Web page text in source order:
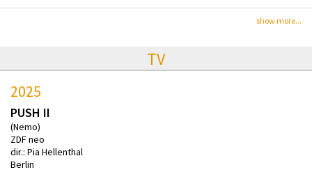
show more...
TV
2025
PUSH II
(Nemo)
ZDF neo
dir.: Pia Hellenthal
Berlin